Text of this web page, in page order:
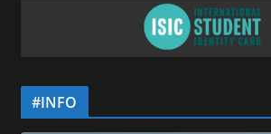
#INFO